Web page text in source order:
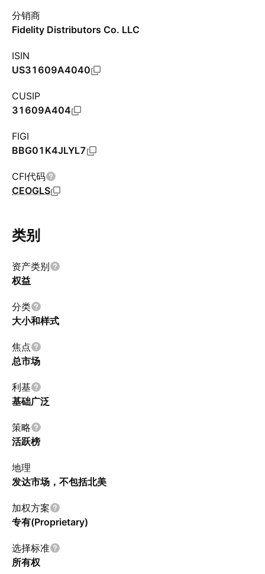
分销商
Fidelity Distributors Co. LLC
ISIN
US31609A4040
CUSIP
31609A404
FIGI
BBG01K4JLYL7
CFI代码
CEOGLS
类别
资产类别
权益
分类
大小和样式
焦点
总市场
利基
基础广泛
策略
活跃榜
地理
发达市场，不包括北美
加权方案
专有(Proprietary)
选择标准
所有权